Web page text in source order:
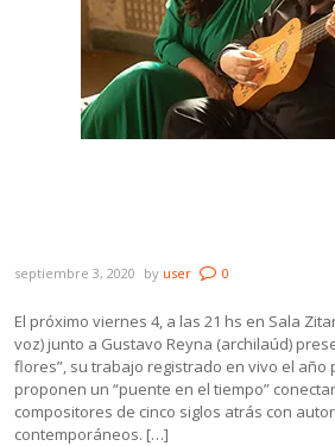
septiembre 3, 2020 by user 0
El próximo viernes 4, a las 21 hs en Sala
voz) junto a Gustavo Reyna (archilaúd)
flores”, su trabajo registrado en vivo el año
proponen un “puente en el tiempo”
compositores de cinco siglos atrás con
contemporáneos. […]